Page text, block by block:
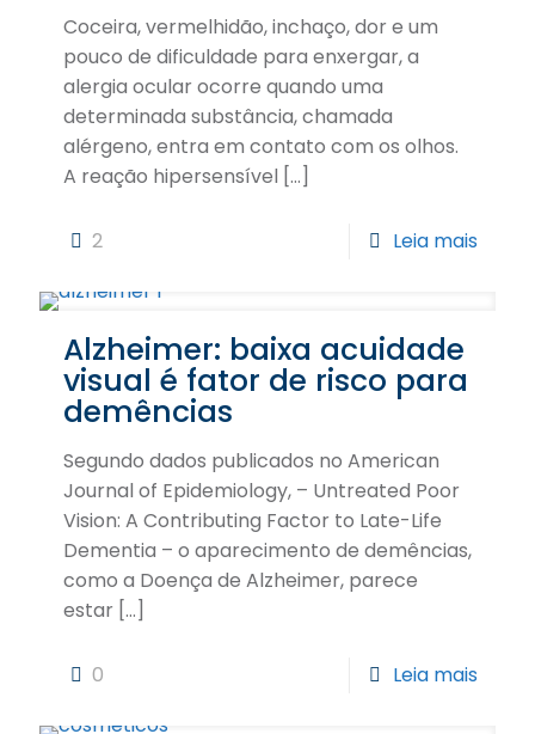
Coceira, vermelhidão, inchaço, dor e um
pouco de dificuldade para enxergar, a
alergia ocular ocorre quando uma
determinada substância, chamada
alérgeno, entra em contato com os olhos.
A reação hipersensível […]
2 Leia mais
Alzheimer: baixa acuidade
visual é fator de risco para
demências
Segundo dados publicados no American
Journal of Epidemiology, – Untreated Poor
Vision: A Contributing Factor to Late-Life
Dementia – o aparecimento de demências,
como a Doença de Alzheimer, parece
estar […]
0 Leia mais